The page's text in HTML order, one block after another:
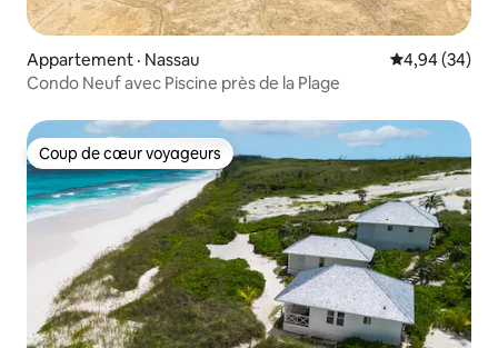
Appartement · Nassau Note
4,94 (34)
Condo Neuf avec Piscine près de la Plage
Coup de cœur voyageurs
Coup de cœur voyageurs